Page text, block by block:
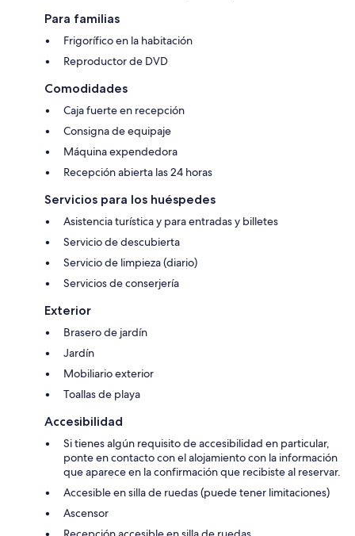
Para familias
Frigorífico en la habitación
Reproductor de DVD
Comodidades
Caja fuerte en recepción
Consigna de equipaje
Máquina expendedora
Recepción abierta las 24 horas
Servicios para los huéspedes
Asistencia turística y para entradas y billetes
Servicio de descubierta
Servicio de limpieza (diario)
Servicios de conserjería
Exterior
Brasero de jardín
Jardín
Mobiliario exterior
Toallas de playa
Accesibilidad
Si tienes algún requisito de accesibilidad en particular,
ponte en contacto con el alojamiento con la información
que aparece en la confirmación que recibiste al reservar.
Accesible en silla de ruedas (puede tener limitaciones)
Ascensor